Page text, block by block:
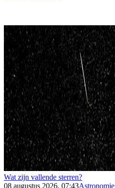
Wat zijn vallende sterren?
08 augustus 2026, 07:43Astronomie